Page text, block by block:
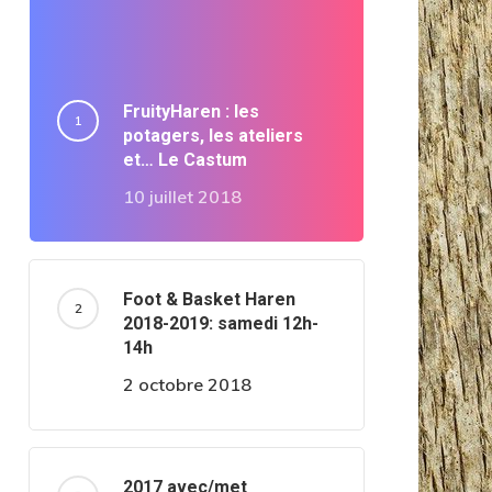
FruityHaren : les
potagers, les ateliers
et… Le Castum
10 juillet 2018
Foot & Basket Haren
2018-2019: samedi 12h-
14h
2 octobre 2018
2017 avec/met